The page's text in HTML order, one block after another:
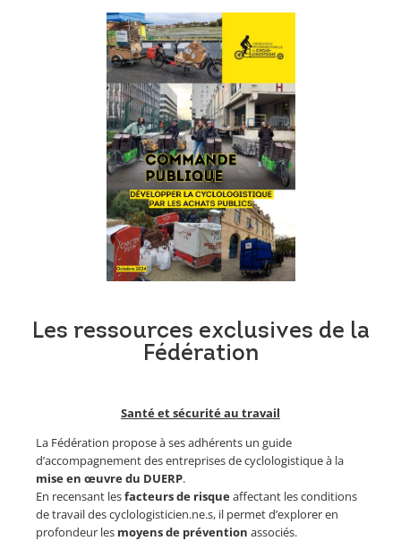
Les ressources exclusives de la
Fédération
Santé et sécurité au travail
La Fédération propose à ses adhérents un guide
d’accompagnement des entreprises de cyclologistique à la
mise en œuvre du DUERP.
En recensant lesfacteurs de risqueaffectant les conditions
de travail des cyclologisticien.ne.s, il permet d’explorer en
profondeur les moyens de prévention associés.